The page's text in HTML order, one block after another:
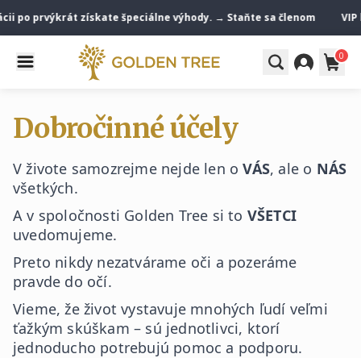
prvýkrát získate špeciálne výhody. → Staňte sa členom VIP
0
Dobročinné účely
V živote samozrejme nejde len oVÁS, ale o NÁS
všetkých.
A v spoločnosti Golden Tree si to VŠETCI
uvedomujeme.
Preto nikdy nezatvárame oči a pozeráme
pravde do očí.
Vieme, že život vystavuje mnohých ľudí veľmi
ťažkým skúškam – sú jednotlivci, ktorí
jednoducho potrebujú pomoc a podporu.